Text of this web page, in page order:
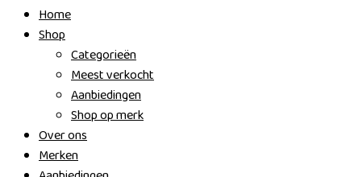
Home
Shop
Categorieën
Meest verkocht
Aanbiedingen
Shop op merk
Over ons
Merken